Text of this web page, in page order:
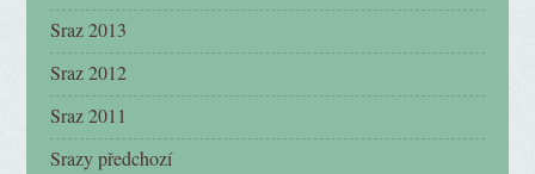
Sraz 2013
Sraz 2012
Sraz 2011
Srazy předchozí